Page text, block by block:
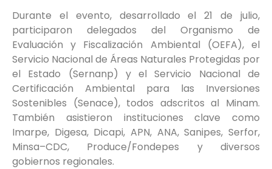
Durante el evento, desarrollado el 21 de julio,
participaron delegados del Organismo de
Evaluación y Fiscalización Ambiental (OEFA), el
Servicio Nacional de Áreas Naturales Protegidas por
el Estado (Sernanp) y el Servicio Nacional de
Certificación Ambiental para las Inversiones
Sostenibles (Senace), todos adscritos al Minam.
También asistieron instituciones clave como
Imarpe, Digesa, Dicapi, APN, ANA, Sanipes, Serfor,
Minsa–CDC, Produce/Fondepes y diversos
gobiernos regionales.